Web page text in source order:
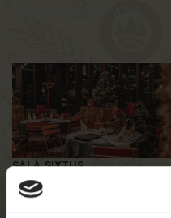
SALA SIXTUS
La storica Sala Sixtus di
vivere piacevoli momenti in